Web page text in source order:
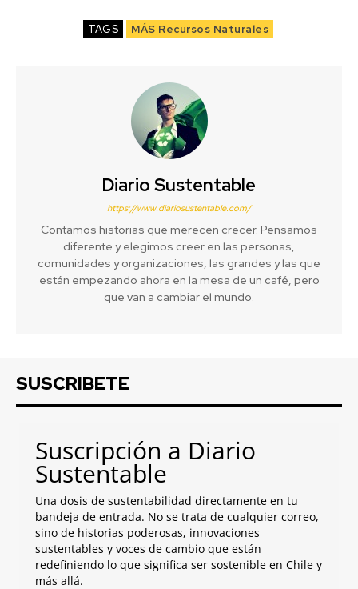
TAGS MÁS Recursos Naturales
Diario Sustentable
https://www.diariosustentable.com/
Contamos historias que merecen crecer. Pensamos
diferente y elegimos creer en las personas,
comunidades y organizaciones, las grandes y las que
están empezando ahora en la mesa de un café, pero
que van a cambiar el mundo.
SUSCRIBETE
Suscripción a Diario
Sustentable
Una dosis de sustentabilidad directamente en tu
bandeja de entrada. No se trata de cualquier correo,
sino de historias poderosas, innovaciones
sustentables y voces de cambio que están
redefiniendo lo que significa ser sostenible en Chile y
más allá.